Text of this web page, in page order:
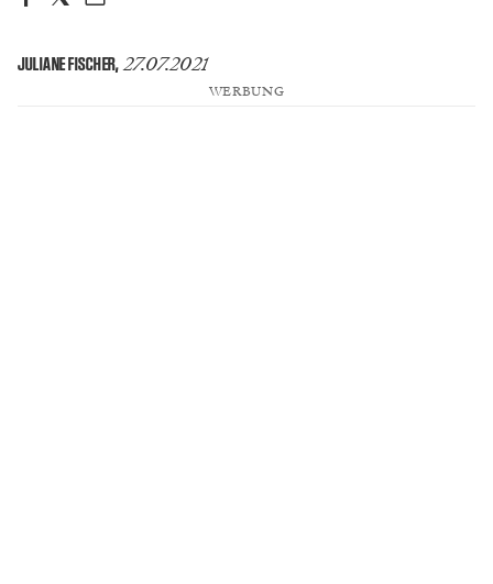
JULIANE FISCHER, 27.07.2021
WERBUNG